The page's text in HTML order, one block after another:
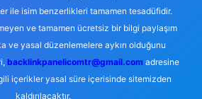
ile isim benzerlikleri tamamen tesadüfidir.
ve tamamen ücretsiz bir bilgi paylaşım
ve yasal düzenlemelere aykırı olduğunu
backlinkpanelicomtr@gmail.comadresine
içerikler yasal süre içerisinde sitemizden
kaldırılacaktır.